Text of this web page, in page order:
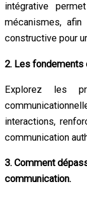
intégrative
mécanismes,
constructive pour
2. Les fondements
Explorez les
interactions,
communication
3. Comment
communication.